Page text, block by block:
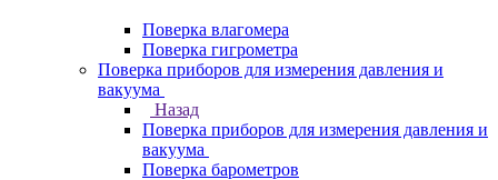
Поверка влагомера
Поверка гигрометра
Поверка приборов для измерения давления и
вакуума
Назад
Поверка приборов для измерения давления и
вакуума
Поверка барометров